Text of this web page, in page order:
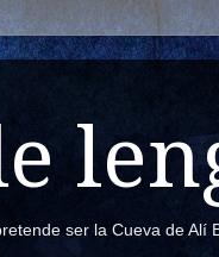
ser la Cueva de